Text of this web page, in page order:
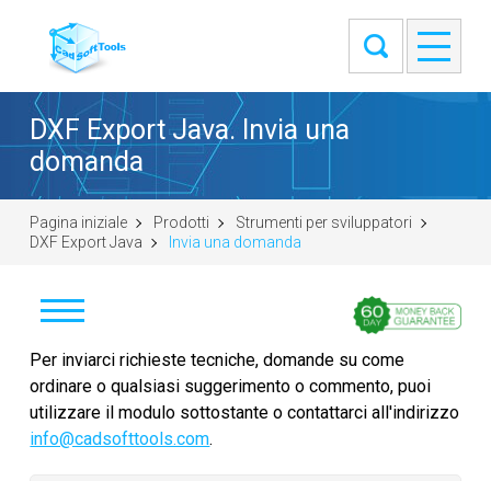
DXF Export Java. Invia una
domanda
Pagina iniziale Prodotti
Strumenti per sviluppatori
DXF Export Java
Invia una domanda
Invia una domanda
Scelta SDK
Per inviarci richieste tecniche, domande su come
ordinare o qualsiasi suggerimento o commento, puoi
utilizzare il modulo sottostante o contattarci all'indirizzo
info@cadsofttools.com.